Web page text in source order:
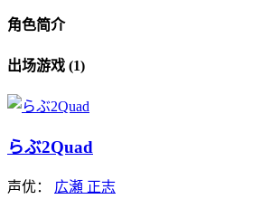
角色简介
出场游戏 (1)
らぶ2Quad
声优： 広瀬 正志